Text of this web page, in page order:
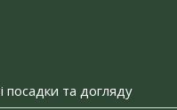
посадки та догляду